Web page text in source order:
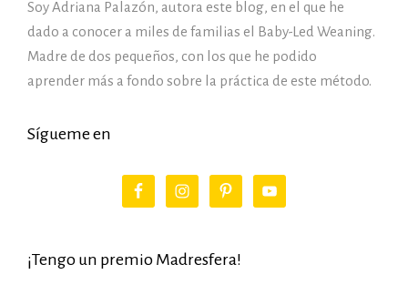
Soy Adriana Palazón, autora este blog, en el que he
dado a conocer a miles de familias el Baby-Led Weaning.
Madre de dos pequeños, con los que he podido
aprender más a fondo sobre la práctica de este método.
Sígueme en
¡Tengo un premio Madresfera!